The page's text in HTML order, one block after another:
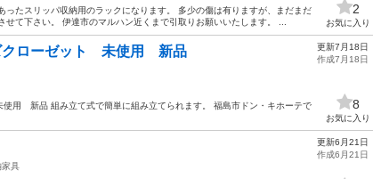
ったスリッパ収納用のラックになります。 多少の傷は有りますが、まだまだ
て下さい。 伊達市のマルハン近くまで引取りお願いいたします。 ...
2
お気に入り
ローゼット 未使用 新品
新品 組み立て式で簡単に組み立てられます。 福島市ドン・キホーテで
更新7月18日
作成7月18日
8
お気に入り
家具
更新6月21日
作成6月21日